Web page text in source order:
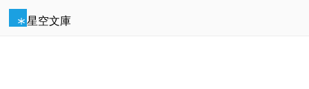
星空文庫